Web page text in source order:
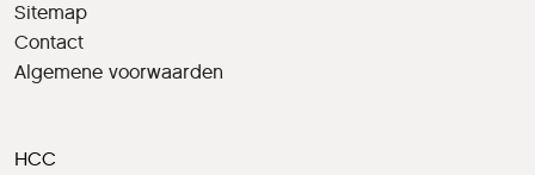
Sitemap
Contact
Algemene voorwaarden
HCC